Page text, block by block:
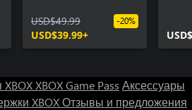
USD$49.99
USD$39.99+
-20%
XBOX Game Pass Аксессуары
XBOXОтзывы и предложения